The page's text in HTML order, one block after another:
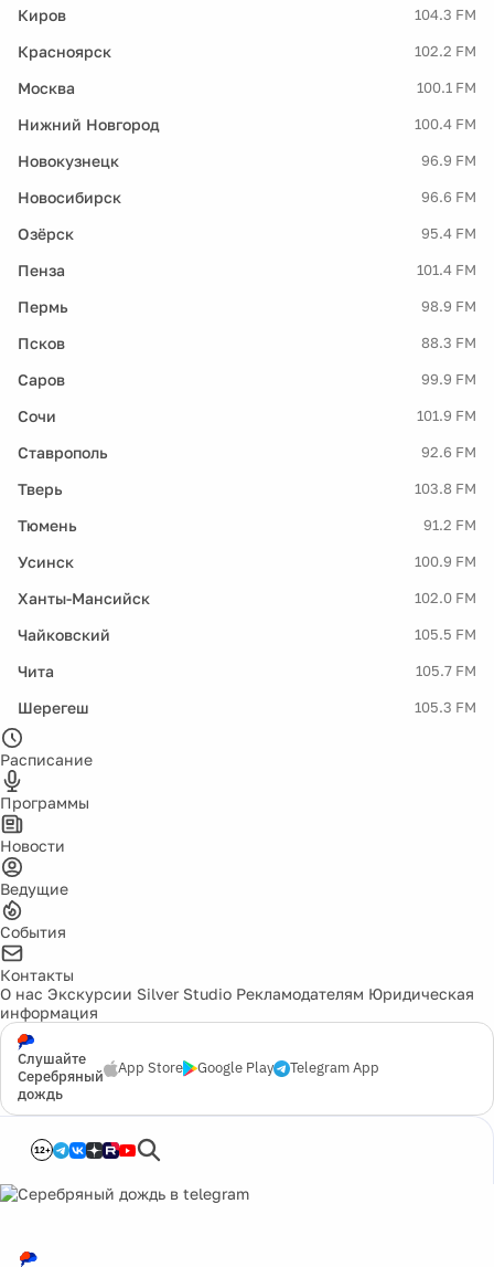
Киров 104.3 FM
Красноярск 102.2 FM
Москва 100.1 FM
Нижний Новгород 100.4 FM
Новокузнецк 96.9 FM
Новосибирск 96.6 FM
Озёрск 95.4 FM
Пенза 101.4 FM
Пермь 98.9 FM
Псков 88.3 FM
Саров 99.9 FM
Сочи 101.9 FM
Ставрополь 92.6 FM
Тверь 103.8 FM
Тюмень 91.2 FM
Усинск 100.9 FM
Ханты-Мансийск 102.0 FM
Чайковский 105.5 FM
Чита 105.7 FM
Шерегеш 105.3 FM
Расписание
Программы
Новости
Ведущие
События
Контакты
О нас Экскурсии Silver Studio Рекламодателям Юридическая
информация
Слушайте
Серебряный
дождь
App Store Google Play Telegram App
12+